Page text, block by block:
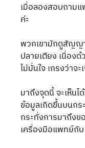
เมื่อลองสอบถาม
ค่ะ
พวกเขามักดูสัญญ
ปลายเตียง เนื่อง
ไม่มั่นใจ เกรงว่าจ
มาถึงจุดนี้ จะเห็น
ข้อมูลเกิดขึ้นบนก
กระทั่งการมาถึงข
เครื่องมือแพทย์กั